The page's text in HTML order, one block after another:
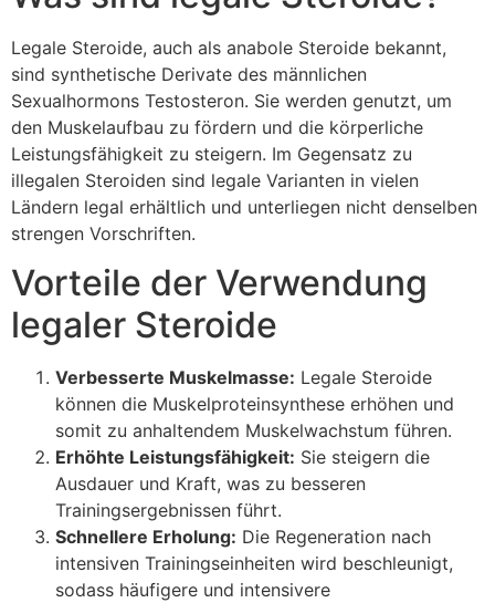
Legale Steroide, auch als anabole Steroide bekannt,
sind synthetische Derivate des männlichen
Sexualhormons Testosteron. Sie werden genutzt, um
den Muskelaufbau zu fördern und die körperliche
Leistungsfähigkeit zu steigern. Im Gegensatz zu
illegalen Steroiden sind legale Varianten in vielen
Ländern legal erhältlich und unterliegen nicht denselben
strengen Vorschriften.
Vorteile der Verwendung
legaler Steroide
Verbesserte Muskelmasse: Legale Steroide
können die Muskelproteinsynthese erhöhen und
somit zu anhaltendem Muskelwachstum führen.
Erhöhte Leistungsfähigkeit: Sie steigern die
Ausdauer und Kraft, was zu besseren
Trainingsergebnissen führt.
Schnellere Erholung: Die Regeneration nach
intensiven Trainingseinheiten wird beschleunigt,
sodass häufigere und intensivere